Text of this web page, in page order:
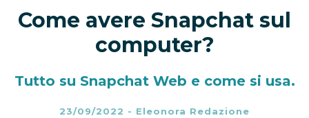
Come avere Snapchat sul
computer?
Tutto su Snapchat Web e come si usa.
23/09/2022 - Eleonora Redazione